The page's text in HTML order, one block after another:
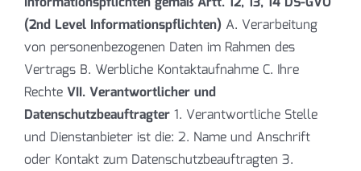
(2nd Level Informationspflichten) A. Verarbeitung
von personenbezogenen Daten im Rahmen des
Vertrags B. Werbliche Kontaktaufnahme C. Ihre
Rechte VII. Verantwortlicher und
Datenschutzbeauftragter 1. Verantwortliche Stelle
und Dienstanbieter ist die: 2. Name und Anschrift
oder Kontakt zum Datenschutzbeauftragten 3.